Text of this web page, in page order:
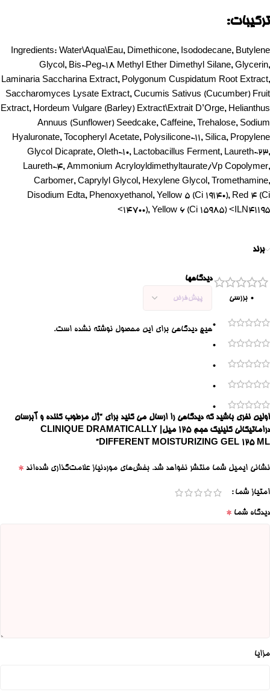
ترکیبات:
Ingredients: Water\Aqua\Eau, Dimethicone, Isododecane, Butylene
Glycol, Bis-Peg-18 Methyl Ether Dimethyl Silane, Glycerin,
Laminaria Saccharina Extract, Polygonum Cuspidatum Root Extract,
Saccharomyces Lysate Extract, Cucumis Sativus (Cucumber) Fruit
Extract, Hordeum Vulgare (Barley) Extract\Extrait D’Orge, Helianthus
Annuus (Sunflower) Seedcake, Caffeine, Trehalose, Sodium
Hyaluronate, Tocopheryl Acetate, Polysilicone-11, Silica, Propylene
Glycol Dicaprate, Oleth-10, Lactobacillus Ferment, Laureth-23,
Laureth-4, Ammonium Acryloyldimethyltaurate/Vp Copolymer,
Carbomer, Caprylyl Glycol, Hexylene Glycol, Tromethamine,
Disodium Edta, Phenoxyethanol, Yellow 5 (Ci 19140), Red 4 (Ci
14700), Yellow 6 (Ci 15985) <ILN41195>
برند
0 بررسی
0
0
0
0
0
دیدگاهها
هیچ دیدگاهی برای این محصول نوشته نشده است.
اولین نفری باشید که دیدگاهی را ارسال می کنید برای “ژل مرطوب کننده و آبرسان
دراماتیکالی کلینیک حجم ۱۲۵ میل| CLINIQUE DRAMATICALLY
DIFFERENT MOISTURIZING GEL 125 ML”
نشانی ایمیل شما منتشر نخواهد شد. بخش‌های موردنیاز علامت‌گذاری شده‌اند *
امتیاز شما
دیدگاه شما *
مزایا